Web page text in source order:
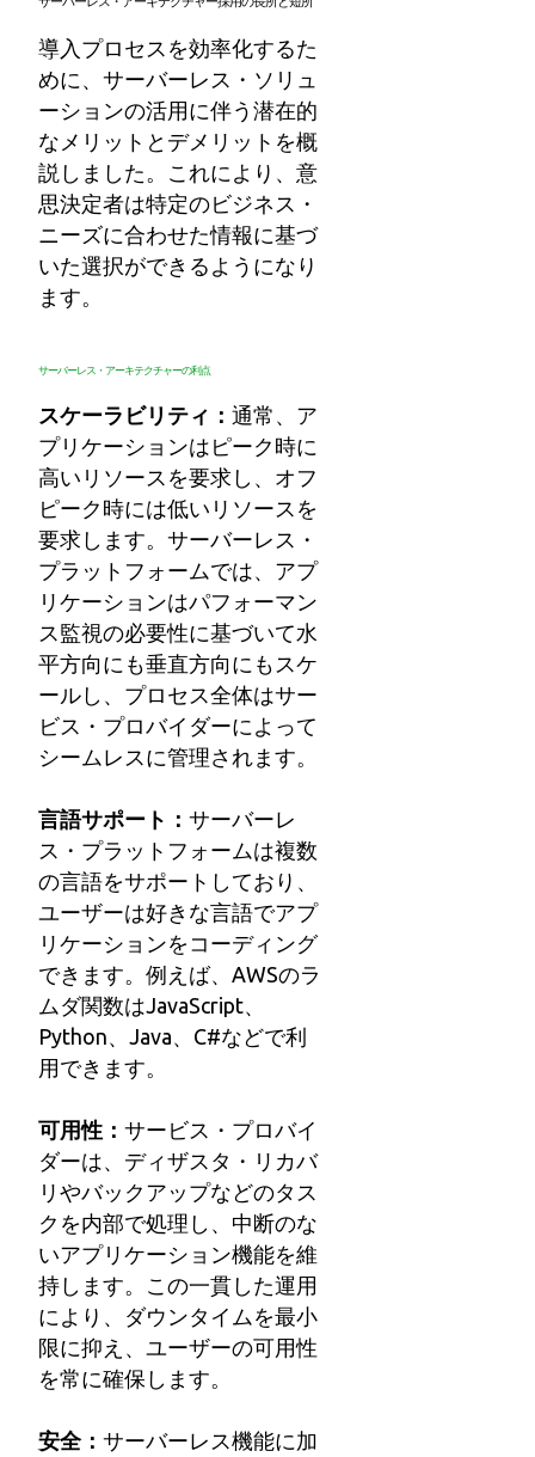
導入プロセスを効率化するた
めに、サーバーレス・ソリュ
ーションの活用に伴う潜在的
なメリットとデメリットを概
説しました。これにより、意
思決定者は特定のビジネス・
ニーズに合わせた情報に基づ
いた選択ができるようになり
ます。
サーバーレス・アーキテクチャーの利点
スケーラビリティ：通常、ア
プリケーションはピーク時に
高いリソースを要求し、オフ
ピーク時には低いリソースを
要求します。サーバーレス・
プラットフォームでは、アプ
リケーションはパフォーマン
ス監視の必要性に基づいて水
平方向にも垂直方向にもスケ
ールし、プロセス全体はサー
ビス・プロバイダーによって
シームレスに管理されます。
言語サポート：サーバーレ
ス・プラットフォームは複数
の言語をサポートしており、
ユーザーは好きな言語でアプ
リケーションをコーディング
できます。例えば、AWSのラ
ムダ関数はJavaScript、
Python、Java、C#などで利
用できます。
可用性：サービス・プロバイ
ダーは、ディザスタ・リカバ
リやバックアップなどのタス
クを内部で処理し、中断のな
いアプリケーション機能を維
持します。この一貫した運用
により、ダウンタイムを最小
限に抑え、ユーザーの可用性
を常に確保します。
安全：サーバーレス機能に加